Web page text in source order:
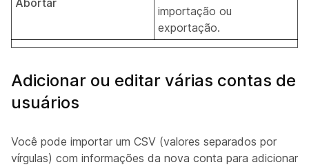
Abortar
importação ou
exportação.
Adicionar ou editar várias contas de
usuários
Você pode importar um CSV (valores separados por
vírgulas) com informações da nova conta para adicionar